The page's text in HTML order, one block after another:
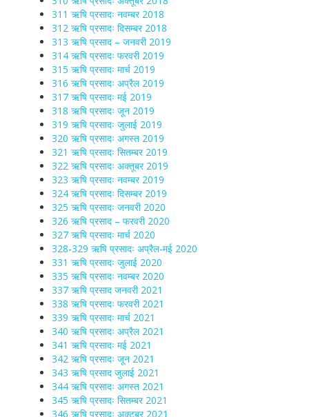
311 ऋषि प्रसादः नवम्बर 2018
312 ऋषि प्रसादः दिसम्बर 2018
313 ऋषि प्रसाद – जनवरी 2019
314 ऋषि प्रसादः फरवरी 2019
315 ऋषि प्रसादः मार्च 2019
316 ऋषि प्रसादः अप्रैल 2019
317 ऋषि प्रसादः मई 2019
318 ऋषि प्रसादः जून 2019
319 ऋषि प्रसादः जुलाई 2019
320 ऋषि प्रसादः अगस्त 2019
321 ऋषि प्रसादः सितम्बर 2019
322 ऋषि प्रसादः अक्तूबर 2019
323 ऋषि प्रसादः नवम्बर 2019
324 ऋषि प्रसादः दिसम्बर 2019
325 ऋषि प्रसादः जनवरी 2020
326 ऋषि प्रसाद – फरवरी 2020
327 ऋषि प्रसादः मार्च 2020
328-329 ऋषि प्रसादः अप्रैल-मई 2020
331 ऋषि प्रसादः जुलाई 2020
335 ऋषि प्रसादः नवम्बर 2020
337 ऋषि प्रसाद जनवरी 2021
338 ऋषि प्रसादः फरवरी 2021
339 ऋषि प्रसादः मार्च 2021
340 ऋषि प्रसादः अप्रैल 2021
341 ऋषि प्रसादः मई 2021
342 ऋषि प्रसादः जून 2021
343 ऋषि प्रसाद जुलाई 2021
344 ऋषि प्रसादः अगस्त 2021
345 ऋषि प्रसादः सितम्बर 2021
346 ऋषि प्रसादः अक्टूबर 2021